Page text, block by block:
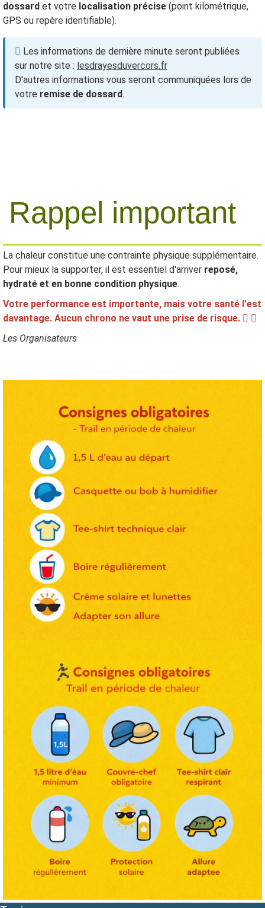
dossard et votre localisation précise (point kilométrique,
GPS ou repère identifiable).
Les informations de dernière minute seront publiées
sur notre site : lesdrayesduvercors.fr
D'autres informations vous seront communiquées lors de
votre remise de dossard.
Rappel important
La chaleur constitue une contrainte physique supplémentaire.
Pour mieux la supporter, il est essentiel d'arriver reposé,
hydraté et en bonne condition physique.
Votre performance est importante, mais votre santé l'est
davantage. Aucun chrono ne vaut une prise de risque.
Les Organisateurs